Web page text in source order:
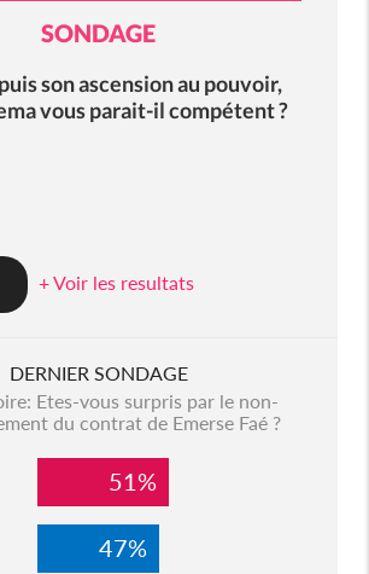
SONDAGE
son ascension au pouvoir,
vous parait-il compétent ?
+ Voir les resultats
DERNIER SONDAGE
Etes-vous surpris par le non-
du contrat de Emerse Faé ?
51%
47%